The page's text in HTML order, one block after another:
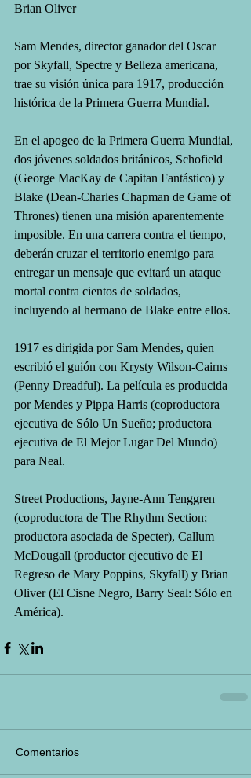
Brian Oliver
Sam Mendes, director ganador del Oscar
por Skyfall, Spectre y Belleza americana,
trae su visión única para 1917, producción
histórica de la Primera Guerra Mundial.
En el apogeo de la Primera Guerra Mundial,
dos jóvenes soldados británicos, Schofield
(George MacKay de Capitan Fantástico) y
Blake (Dean-Charles Chapman de Game of
Thrones) tienen una misión aparentemente
imposible. En una carrera contra el tiempo,
deberán cruzar el territorio enemigo para
entregar un mensaje que evitará un ataque
mortal contra cientos de soldados,
incluyendo al hermano de Blake entre ellos.
1917 es dirigida por Sam Mendes, quien
escribió el guión con Krysty Wilson-Cairns
(Penny Dreadful). La película es producida
por Mendes y Pippa Harris (coproductora
ejecutiva de Sólo Un Sueño; productora
ejecutiva de El Mejor Lugar Del Mundo)
para Neal.
Street Productions, Jayne-Ann Tenggren
(coproductora de The Rhythm Section;
productora asociada de Specter), Callum
McDougall (productor ejecutivo de El
Regreso de Mary Poppins, Skyfall) y Brian
Oliver (El Cisne Negro, Barry Seal: Sólo en
América).
Comentarios